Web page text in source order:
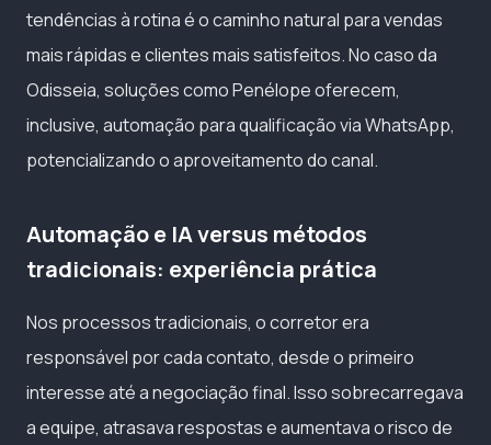
tendências à rotina é o caminho natural para vendas
mais rápidas e clientes mais satisfeitos. No caso da
Odisseia, soluções como Penélope oferecem,
inclusive, automação para qualificação via WhatsApp,
potencializando o aproveitamento do canal.
Automação e IA versus métodos
tradicionais: experiência prática
Nos processos tradicionais, o corretor era
responsável por cada contato, desde o primeiro
interesse até a negociação final. Isso sobrecarregava
a equipe, atrasava respostas e aumentava o risco de